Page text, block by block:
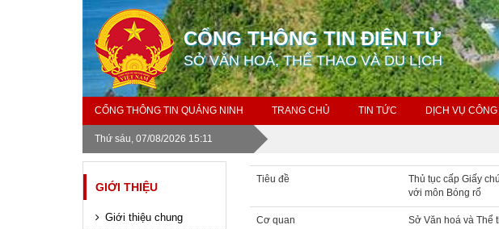
CỔNG THÔNG TIN ĐIỆN TỬ
SỞ VĂN HOÁ, THỂ THAO VÀ DU LỊCH
CỔNG THÔNG TIN QUẢNG NINH TRANG CHỦ TIN TỨC DỊCH VỤ
Thứ sáu, 07/08/2026 15:11
GIỚI THIỆU
Giới thiệu chung
Tiêu đề
Thủ tục cấp Giấy
với môn Bóng rổ
Cơ quan Sở Văn hoá và Thể